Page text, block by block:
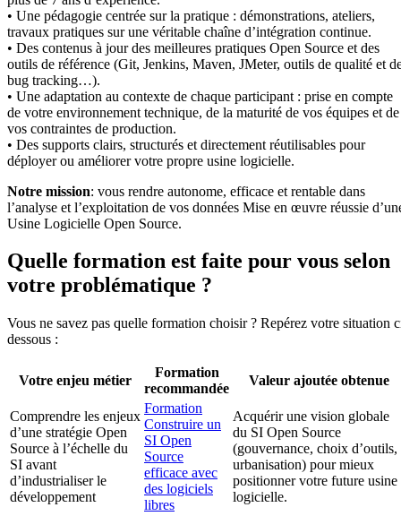
• Une pédagogie centrée sur la pratique : démonstrations, ateliers,
travaux pratiques sur une véritable chaîne d’intégration continue.
• Des contenus à jour des meilleures pratiques Open Source et des
outils de référence (Git, Jenkins, Maven, JMeter, outils de qualité et
bug tracking…).
• Une adaptation au contexte de chaque participant : prise en compte
de votre environnement technique, de la maturité de vos équipes et de
vos contraintes de production.
• Des supports clairs, structurés et directement réutilisables pour
déployer ou améliorer votre propre usine logicielle.
Notre mission: vous rendre autonome, efficace et rentable dans
l’analyse et l’exploitation de vos données Mise en œuvre réussie
Usine Logicielle Open Source.
Quelle formation est faite pour vous selon
votre problématique ?
Vous ne savez pas quelle formation choisir ? Repérez votre situation
dessous :
Votre enjeu métier
Formation
recommandée
Valeur ajoutée obtenue
Comprendre les enjeux
d’une stratégie Open
Source à l’échelle du
SI avant
d’industrialiser le
développement
Formation
Construire un
SI Open
Source
efficace avec
des logiciels
libres
Acquérir une vision globale
du SI Open Source
(gouvernance, choix d’outils,
urbanisation) pour mieux
positionner votre future usine
logicielle.